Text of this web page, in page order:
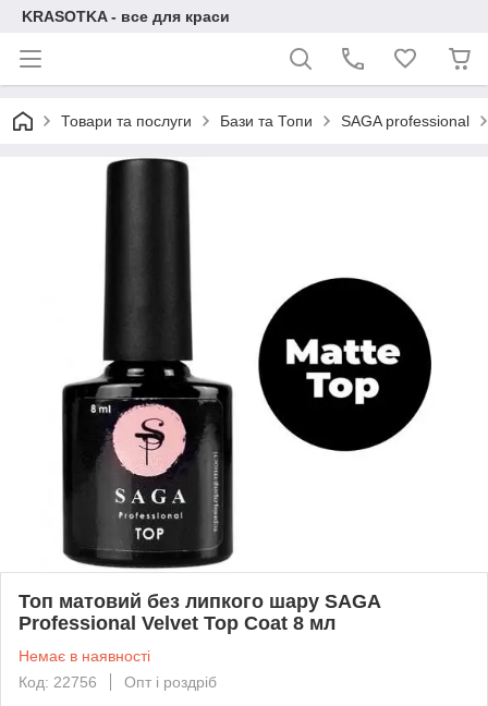
KRASOTKA - все для краси
Товари та послуги Бази та Топи SAGA professional
Топ матовий без липкого шару SAGA
Professional Velvet Top Coat 8 мл
Немає в наявності
Код: 22756
Опт і роздріб